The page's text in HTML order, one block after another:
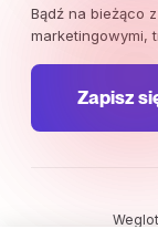
Bądź na bieżąco
marketingowymi,
Zapisz